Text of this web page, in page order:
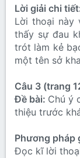
Lời giải chi
Lời thoại này
thấy sự đau
trót làm kẻ
một tên sở
Câu 3 (trang
Đề bài: Chú ý
thiệu trước
Phương pháp
Đọc kĩ lời